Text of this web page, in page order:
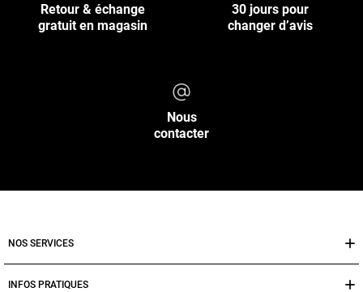
Retour & échange
gratuit en magasin
30 jours pour
changer d’avis
Nous
contacter
NOS SERVICES
INFOS PRATIQUES